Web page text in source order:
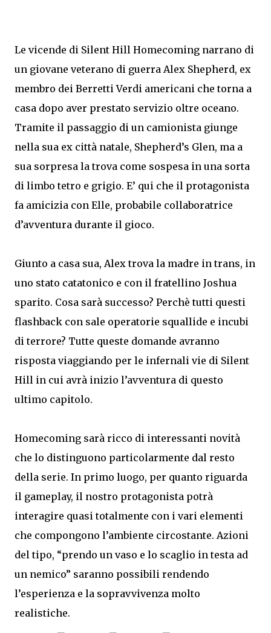
Le vicende di Silent Hill Homecoming narrano di
un giovane veterano di guerra Alex Shepherd, ex
membro dei Berretti Verdi americani che torna a
casa dopo aver prestato servizio oltre oceano.
Tramite il passaggio di un camionista giunge
nella sua ex città natale, Shepherd’s Glen, ma a
sua sorpresa la trova come sospesa in una sorta
di limbo tetro e grigio. E’ qui che il protagonista
fa amicizia con Elle, probabile collaboratrice
d’avventura durante il gioco.
Giunto a casa sua, Alex trova la madre in trans, in
uno stato catatonico e con il fratellino Joshua
sparito. Cosa sarà successo? Perchè tutti questi
flashback con sale operatorie squallide e incubi
di terrore? Tutte queste domande avranno
risposta viaggiando per le infernali vie di Silent
Hill in cui avrà inizio l’avventura di questo
ultimo capitolo.
Homecoming sarà ricco di interessanti novità
che lo distinguono particolarmente dal resto
della serie. In primo luogo, per quanto riguarda
il gameplay, il nostro protagonista potrà
interagire quasi totalmente con i vari elementi
che compongono l’ambiente circostante. Azioni
del tipo, “prendo un vaso e lo scaglio in testa ad
un nemico” saranno possibili rendendo
l’esperienza e la sopravvivenza molto
realistiche.